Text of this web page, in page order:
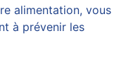
alimentation, vous
à prévenir les